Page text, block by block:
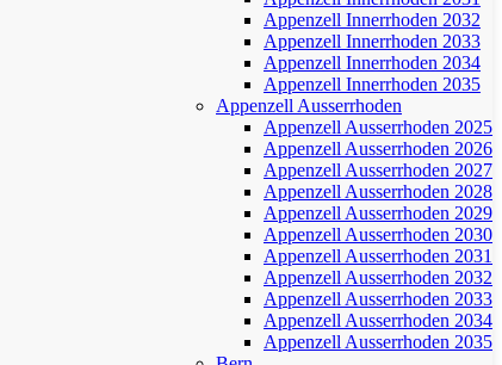
Appenzell Innerrhoden 2032
Appenzell Innerrhoden 2033
Appenzell Innerrhoden 2034
Appenzell Innerrhoden 2035
Appenzell Ausserrhoden
Appenzell Ausserrhoden 2025
Appenzell Ausserrhoden 2026
Appenzell Ausserrhoden 2027
Appenzell Ausserrhoden 2028
Appenzell Ausserrhoden 2029
Appenzell Ausserrhoden 2030
Appenzell Ausserrhoden 2031
Appenzell Ausserrhoden 2032
Appenzell Ausserrhoden 2033
Appenzell Ausserrhoden 2034
Appenzell Ausserrhoden 2035